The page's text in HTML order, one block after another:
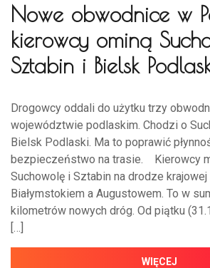
Nowe obwodnice w
kierowcy ominą
Sztabin i Bielsk
Drogowcy oddali do użytku trzy
województwie podlaskim. Chodzi o
Bielsk Podlaski. Ma to poprawić
bezpieczeństwo na trasie. Kierowcy
Suchowolę i Sztabin na drodze
Białymstokiem a Augustowem. To w
kilometrów nowych dróg. Od piątku
[…]
WIĘCEJ